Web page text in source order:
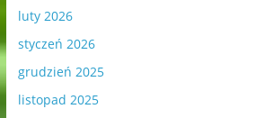
luty 2026
styczeń 2026
grudzień 2025
listopad 2025